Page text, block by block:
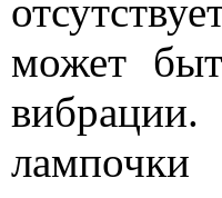
может